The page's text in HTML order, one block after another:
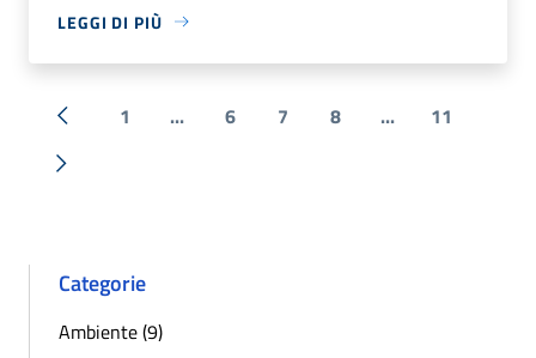
LEGGI DI PIÙ
« Precedente
1 ... 6 7 8 ... 11
Successiva »
Categorie
Ambiente (9)